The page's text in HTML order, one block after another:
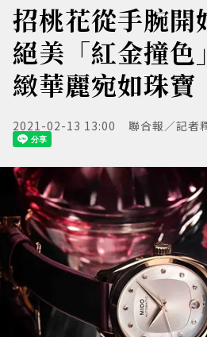
招桃花從手腕開
絕美「紅金撞色
緻華麗宛如珠寶
2021-02-13 13:00 聯合報／記者